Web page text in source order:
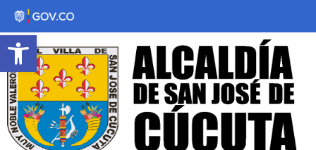
Abrir barra de herramientas